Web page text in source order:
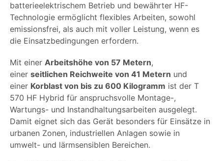
batterieelektrischem Betrieb und bewährter HF-
Technologie ermöglicht flexibles Arbeiten, sowohl
emissionsfrei, als auch mit voller Leistung, wenn es
die Einsatzbedingungen erfordern.
Mit einer Arbeitshöhe von 57 Metern,
einer seitlichen Reichweite von 41 Metern und
einer Korblast von bis zu 600 Kilogramm ist der T
570 HF Hybrid für anspruchsvolle Montage-,
Wartungs- und Instandhaltungsarbeiten ausgelegt.
Damit eignet sich das Gerät besonders für Einsätze in
urbanen Zonen, industriellen Anlagen sowie in
umwelt- und lärmsensiblen Bereichen.